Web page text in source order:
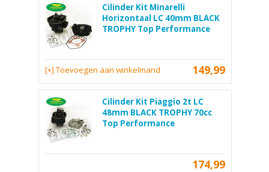
Cilinder Kit Minarelli
Horizontaal LC 40mm BLACK
TROPHY Top Performance
149,99
[+] Toevoegen aan winkelmand
Cilinder Kit Piaggio 2t LC
48mm BLACK TROPHY 70cc
Top Performance
174,99